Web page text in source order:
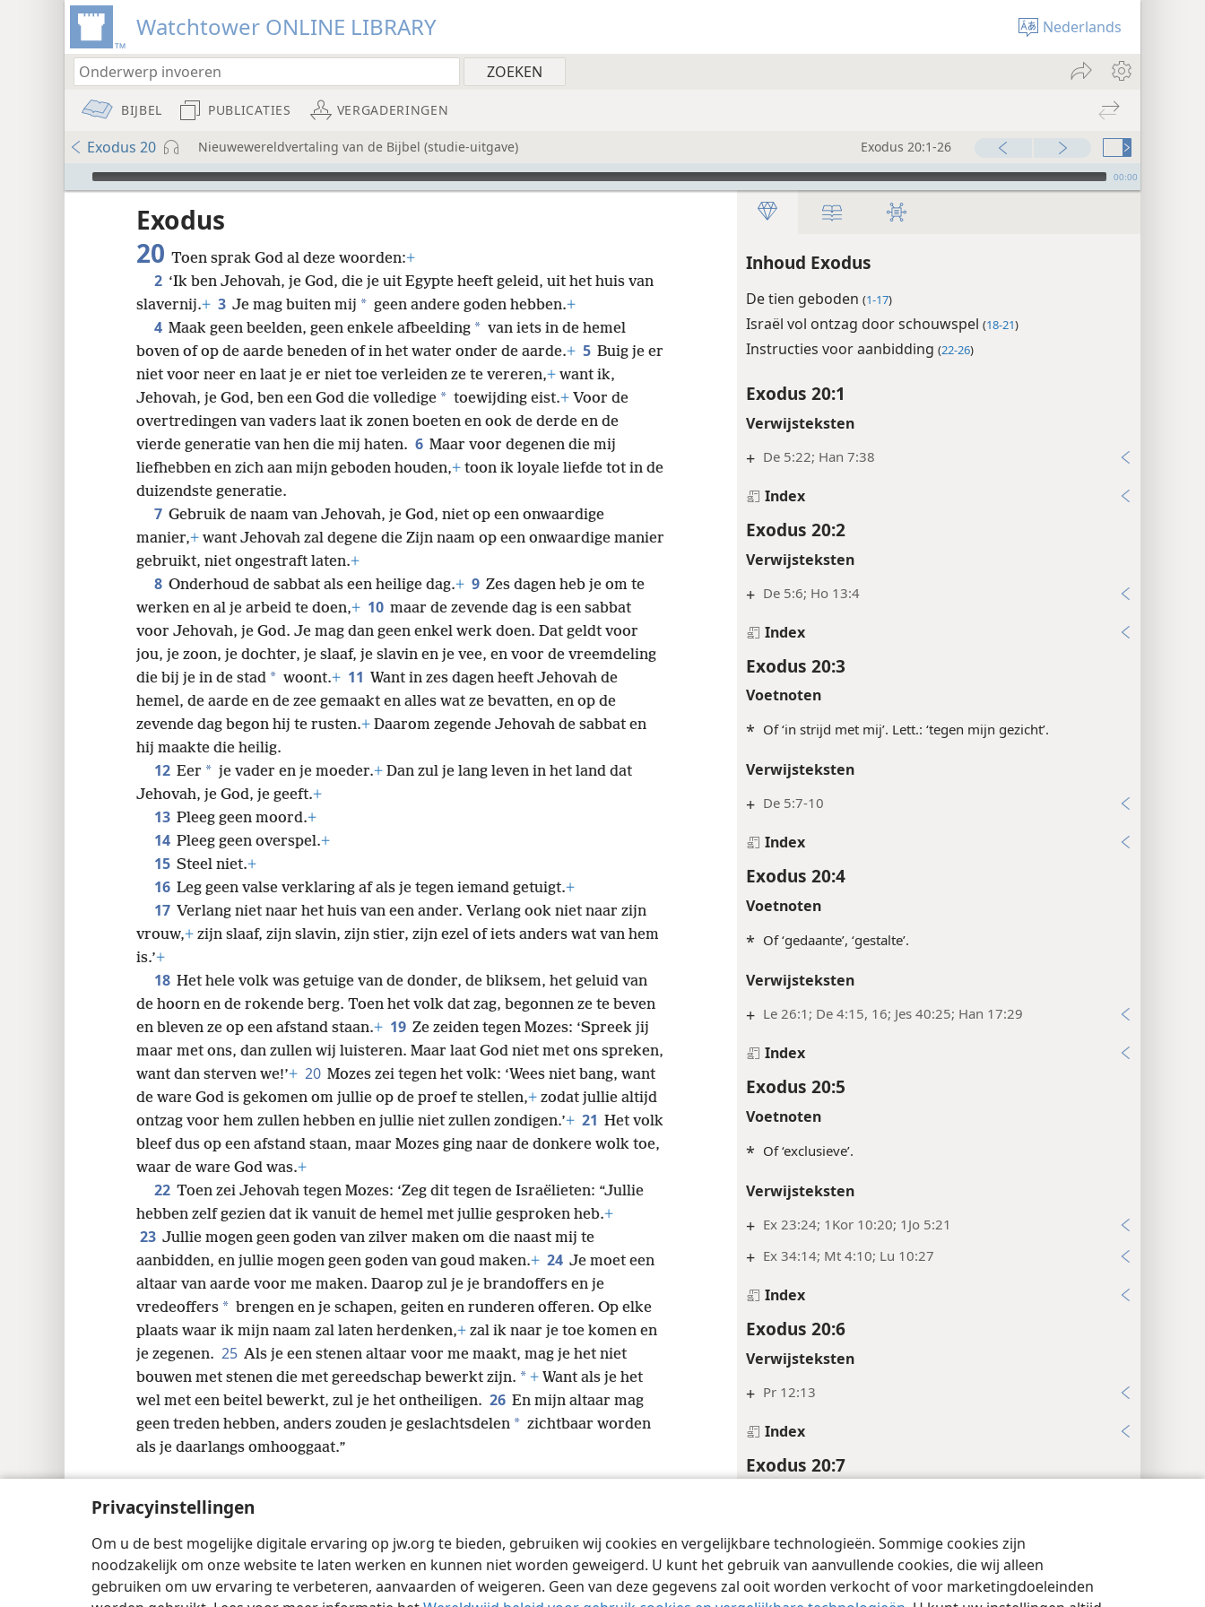
Privacyinstellingen
Om u de best mogelijke digitale ervaring op jw.org te bieden, gebruiken wij cookies en vergelijkbare technologieën. Sommige cookies zijn
noodzakelijk om onze website te laten werken en kunnen niet worden geweigerd. U kunt het gebruik van aanvullende cookies, die wij alleen
gebruiken om uw ervaring te verbeteren, aanvaarden of weigeren. Geen van deze gegevens zal ooit worden verkocht of voor marketingdoeleinden
Watchtower ONLINE LIBRARY Nederlands
BIJBEL PUBLICATIES VERGADERINGEN
Exodus 20 Nieuwewereldvertaling van de Bijbel (studie-uitgave) Exodus 20:1-26
Audio Player 00:00
Inhoud Exodus
De tien geboden (1-17)
Israël vol ontzag door schouwspel (18-21)
Instructies voor aanbidding (22-26)
Exodus 20:1
Verwijsteksten
+ De 5:22; Han 7:38
Index
Exodus 20:2
Verwijsteksten
+ De 5:6; Ho 13:4
Index
Exodus 20:3
Voetnoten
* Of ‘in strijd met mij’. Lett.: ‘tegen mijn gezicht’.
Verwijsteksten
+ De 5:7-10
Index
Exodus 20:4
Voetnoten
* Of ‘gedaante’, ‘gestalte’.
Verwijsteksten
+ Le 26:1; De 4:15, 16; Jes 40:25; Han 17:29
Index
Exodus 20:5
Voetnoten
* Of ‘exclusieve’.
Verwijsteksten
+ Ex 23:24; 1Kor 10:20; 1Jo 5:21
+ Ex 34:14; Mt 4:10; Lu 10:27
Index
Exodus 20:6
Verwijsteksten
+ Pr 12:13
Index
Exodus 20:7
+ Le 24:15, 16; De 5:11
Index
Exodus
20 Toen sprak God al deze woorden:+
2 ‘Ik ben Jehovah, je God, die je uit Egypte heeft geleid, uit het huis van
slavernij.+ 3 Je mag buiten mij * geen andere goden hebben.+
4 Maak geen beelden, geen enkele afbeelding * van iets in de hemel
boven of op de aarde beneden of in het water onder de aarde.+ 5 Buig je er
niet voor neer en laat je er niet toe verleiden ze te vereren,+ want ik,
Jehovah, je God, ben een God die volledige * toewijding eist.+ Voor de
overtredingen van vaders laat ik zonen boeten en ook de derde en de
vierde generatie van hen die mij haten. 6 Maar voor degenen die mij
liefhebben en zich aan mijn geboden houden,+ toon ik loyale liefde tot in de
duizendste generatie.
7 Gebruik de naam van Jehovah, je God, niet op een onwaardige
manier,+ want Jehovah zal degene die Zijn naam op een onwaardige manier
gebruikt, niet ongestraft laten.+
8 Onderhoud de sabbat als een heilige dag.+ 9 Zes dagen heb je om te
werken en al je arbeid te doen,+ 10 maar de zevende dag is een sabbat
voor Jehovah, je God. Je mag dan geen enkel werk doen. Dat geldt voor
jou, je zoon, je dochter, je slaaf, je slavin en je vee, en voor de vreemdeling
die bij je in de stad * woont.+ 11 Want in zes dagen heeft Jehovah de
hemel, de aarde en de zee gemaakt en alles wat ze bevatten, en op de
zevende dag begon hij te rusten.+ Daarom zegende Jehovah de sabbat en
hij maakte die heilig.
12 Eer * je vader en je moeder.+ Dan zul je lang leven in het land dat
Jehovah, je God, je geeft.+
13 Pleeg geen moord.+
14 Pleeg geen overspel.+
15 Steel niet.+
16 Leg geen valse verklaring af als je tegen iemand getuigt.+
17 Verlang niet naar het huis van een ander. Verlang ook niet naar zijn
vrouw,+ zijn slaaf, zijn slavin, zijn stier, zijn ezel of iets anders wat van hem
is.’+
18 Het hele volk was getuige van de donder, de bliksem, het geluid van
de hoorn en de rokende berg. Toen het volk dat zag, begonnen ze te beven
en bleven ze op een afstand staan.+ 19 Ze zeiden tegen Mozes: ‘Spreek jij
maar met ons, dan zullen wij luisteren. Maar laat God niet met ons spreken,
want dan sterven we!’+ 20 Mozes zei tegen het volk: ‘Wees niet bang, want
de ware God is gekomen om jullie op de proef te stellen,+ zodat jullie altijd
ontzag voor hem zullen hebben en jullie niet zullen zondigen.’+ 21 Het volk
bleef dus op een afstand staan, maar Mozes ging naar de donkere wolk toe,
waar de ware God was.+
22 Toen zei Jehovah tegen Mozes: ‘Zeg dit tegen de Israëlieten: “Jullie
hebben zelf gezien dat ik vanuit de hemel met jullie gesproken heb.+
23 Jullie mogen geen goden van zilver maken om die naast mij te
aanbidden, en jullie mogen geen goden van goud maken.+ 24 Je moet een
altaar van aarde voor me maken. Daarop zul je je brandoffers en je
vredeoffers * brengen en je schapen, geiten en runderen offeren. Op elke
plaats waar ik mijn naam zal laten herdenken,+ zal ik naar je toe komen en
je zegenen. 25 Als je een stenen altaar voor me maakt, mag je het niet
bouwen met stenen die met gereedschap bewerkt zijn. * + Want als je het
wel met een beitel bewerkt, zul je het ontheiligen. 26 En mijn altaar mag
geen treden hebben, anders zouden je geslachtsdelen * zichtbaar worden
als je daarlangs omhooggaat.”
Copyright © 2026 Watch Tower Bible and Tract Society of Pennsylvania Gebruiksvoorwaarden Privacybeleid Privacyinstellingen JW.ORG Inloggen